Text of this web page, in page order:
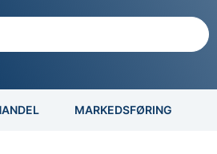
MARKEDSFØRING